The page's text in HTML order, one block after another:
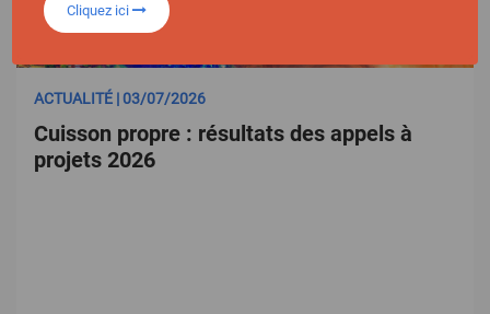
ACTUALITÉ | 03/07/2026
Cuisson propre : résultats des appels à
projets 2026
Cliquez ici